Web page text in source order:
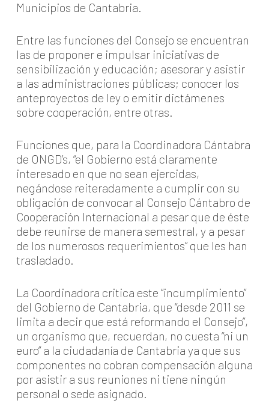
Municipios de Cantabria.
Entre las funciones del Consejo se encuentran
las de proponer e impulsar iniciativas de
sensibilización y educación; asesorar y asistir
a las administraciones públicas; conocer los
anteproyectos de ley o emitir dictámenes
sobre cooperación, entre otras.
Funciones que, para la Coordinadora Cántabra
de ONGD’s, “el Gobierno está claramente
interesado en que no sean ejercidas,
negándose reiteradamente a cumplir con su
obligación de convocar al Consejo Cántabro de
Cooperación Internacional a pesar que de éste
debe reunirse de manera semestral, y a pesar
de los numerosos requerimientos” que les han
trasladado.
La Coordinadora critica este “incumplimiento”
del Gobierno de Cantabria, que “desde 2011 se
limita a decir que está reformando el Consejo”,
un organismo que, recuerdan, no cuesta “ni un
euro” a la ciudadanía de Cantabria ya que sus
componentes no cobran compensación alguna
por asistir a sus reuniones ni tiene ningún
personal o sede asignado.